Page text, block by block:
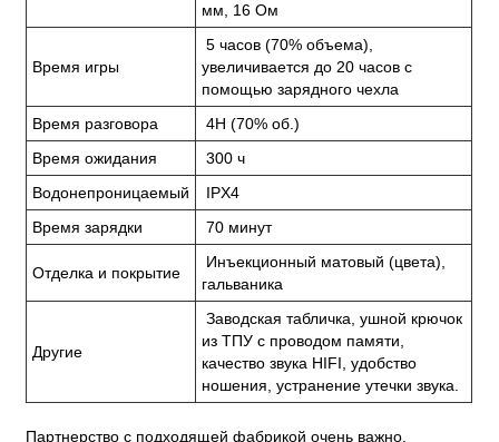
мм, 16 Ом
Время игры
5 часов (70% объема),
увеличивается до 20 часов с
помощью зарядного чехла
Время разговора
4H (70% об.)
Время ожидания
300 ч
Водонепроницаемый
IPX4
Время зарядки
70 минут
Отделка и покрытие
Инъекционный матовый (цвета),
гальваника
Другие
Заводская табличка, ушной крючок
из ТПУ с проводом памяти,
качество звука HIFI, удобство
ношения, устранение утечки звука.
Партнерство с подходящей фабрикой очень важно.